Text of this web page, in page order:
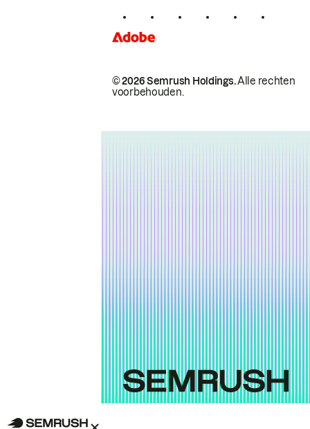
© 2026 Semrush Holdings.Alle rechten
voorbehouden.